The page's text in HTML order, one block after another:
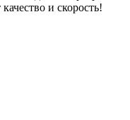
и скорость!